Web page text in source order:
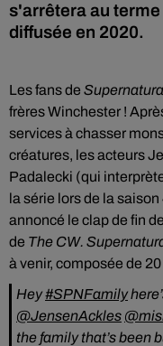
s'arrêtera au
diffusée en 2020.
Les fans de
frèresWinchester !
services à chasser
créatures, les acteurs
Padalecki (qui
la série lors de la
annoncé le clap de fin de
de The CW.
à venir, composée de
Hey#SPNFamily
@JensenAckles
the family that’s been